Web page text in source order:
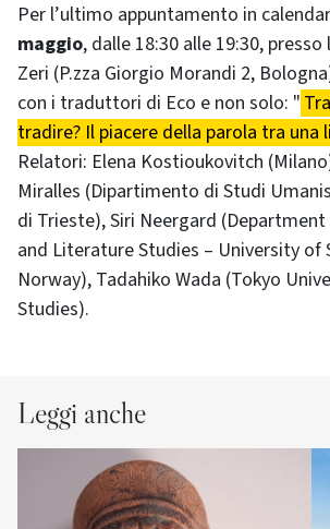
Per l’ultimo appuntamento in
maggio, dalle 18:30 alle 19:30,
Zeri (P.zza Giorgio Morandi 2,
con i traduttori di Eco e non solo: "
tradire? Il piacere della parola tra una
Relatori: Elena Kostioukovitch
Miralles (Dipartimento di Studi
di Trieste), Siri Neergard
and Literature Studies – University of
Norway), Tadahiko Wada (Tokyo
Studies).
Leggi anche